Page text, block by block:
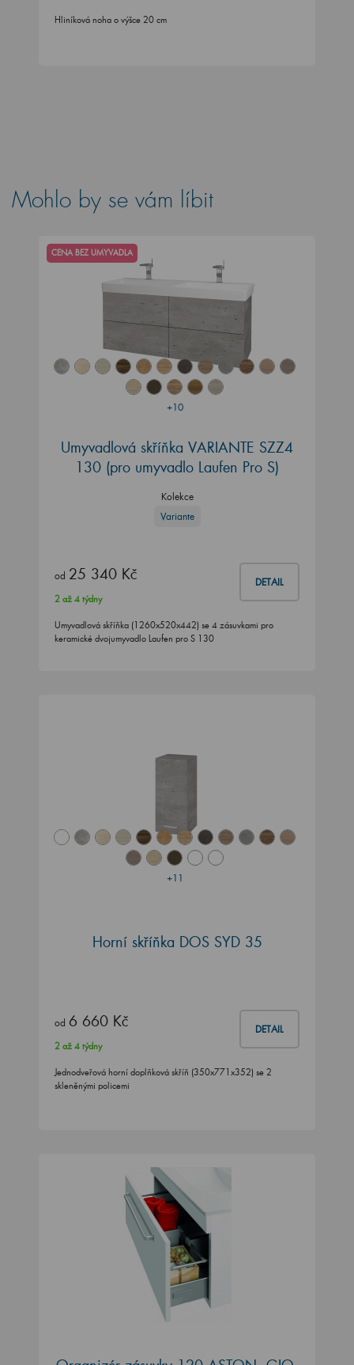
Hliníková noha o výšce 20 cm
Mohlo by se vám líbit
+10
CENA BEZ UMYVADLA
Umyvadlová skříňka VARIANTE SZZ4
130 (pro umyvadlo Laufen Pro S)
Kolekce
Variante
od 25 340 Kč DETAIL
2 až 4 týdny
Umyvadlová skříňka (1260x520x442) se 4 zásuvkami pro
keramické dvojumyvadlo Laufen pro S 130
+11
Horní skříňka DOS SYD 35
od 6 660 Kč DETAIL
2 až 4 týdny
Jednodveřová horní doplňková skříň (350x771x352) se 2
skleněnými policemi